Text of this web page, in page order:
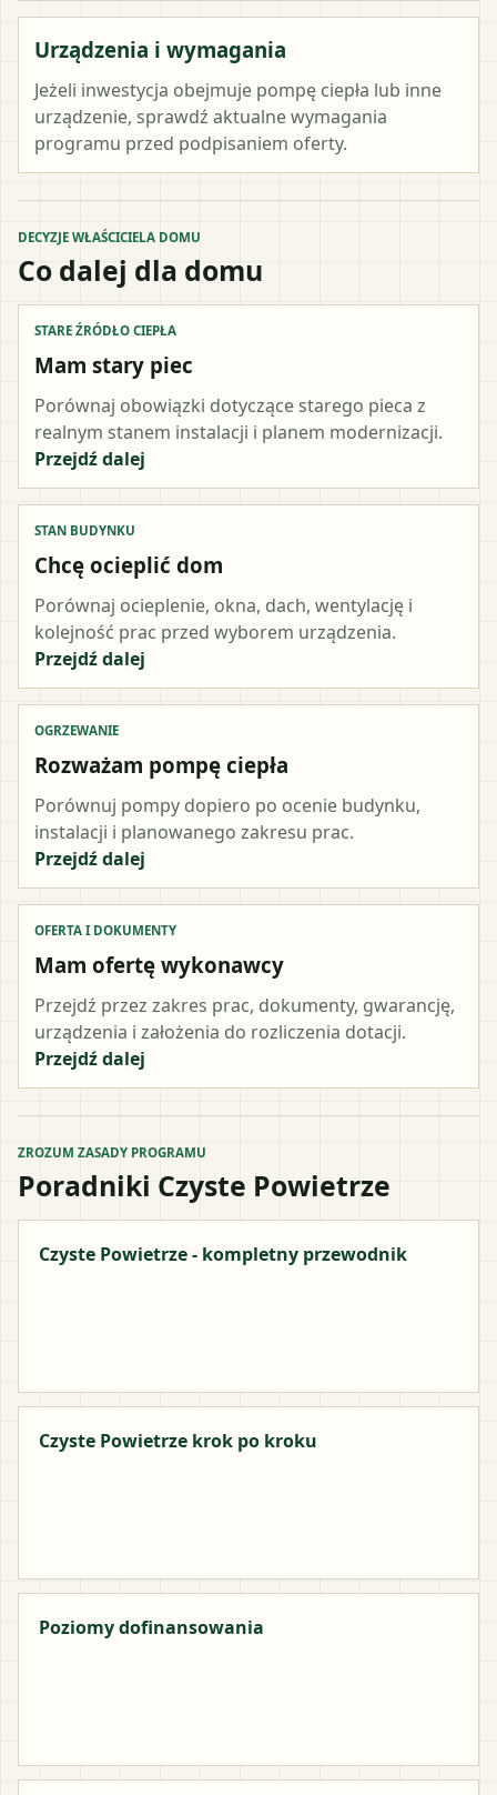
Urządzenia i wymagania
Jeżeli inwestycja obejmuje pompę ciepła lub inne
urządzenie, sprawdź aktualne wymagania
programu przed podpisaniem oferty.
DECYZJE WŁAŚCICIELA DOMU
Co dalej dla domu
STARE ŹRÓDŁO CIEPŁA
Mam stary piec
Porównaj obowiązki dotyczące starego pieca z
realnym stanem instalacji i planem modernizacji.
Przejdź dalej
STAN BUDYNKU
Chcę ocieplić dom
Porównaj ocieplenie, okna, dach, wentylację i
kolejność prac przed wyborem urządzenia.
Przejdź dalej
OGRZEWANIE
Rozważam pompę ciepła
Porównuj pompy dopiero po ocenie budynku,
instalacji i planowanego zakresu prac.
Przejdź dalej
OFERTA I DOKUMENTY
Mam ofertę wykonawcy
Przejdź przez zakres prac, dokumenty, gwarancję,
urządzenia i założenia do rozliczenia dotacji.
Przejdź dalej
ZROZUM ZASADY PROGRAMU
Poradniki Czyste Powietrze
Czyste Powietrze - kompletny przewodnik
Czyste Powietrze krok po kroku
Poziomy dofinansowania